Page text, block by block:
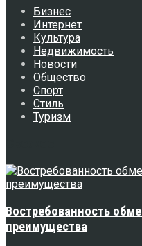
Бизнес
Интернет
Культура
Недвижимость
Новости
Общество
Спорт
Стиль
Туризм
Востребованность
преимущества